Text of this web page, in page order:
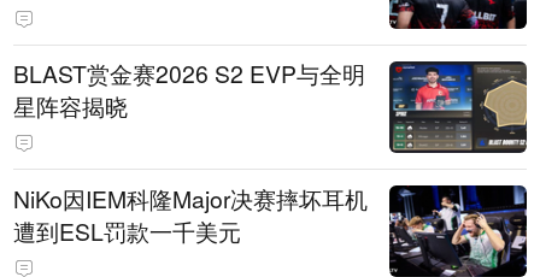
BLAST赏金赛2026 S2 EVP与全明
星阵容揭晓
NiKo因IEM科隆Major决赛摔坏耳机
遭到ESL罚款一千美元